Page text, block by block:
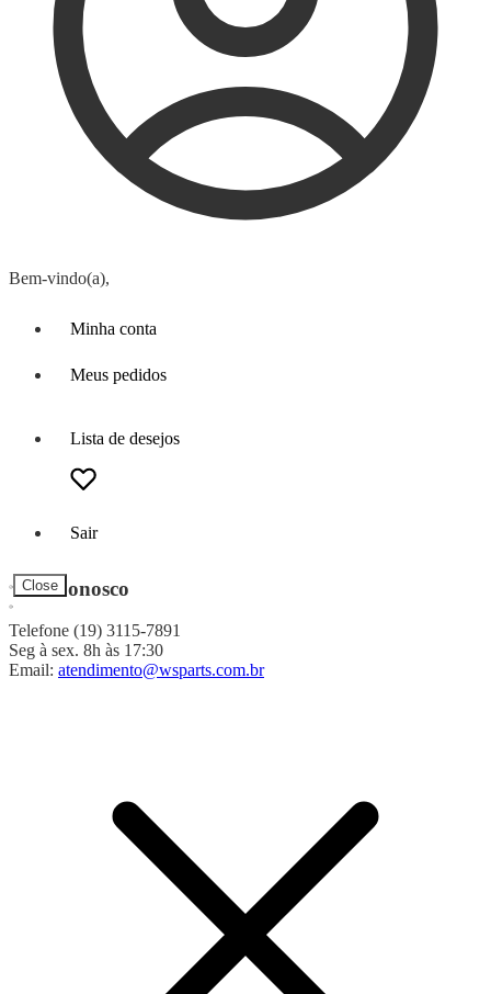
Bem-vindo(a),
Minha conta
Meus pedidos
Lista de desejos
Sair
Close
Fale Conosco
Telefone (19) 3115-7891
Seg à sex. 8h às 17:30
Email: atendimento@wsparts.com.br